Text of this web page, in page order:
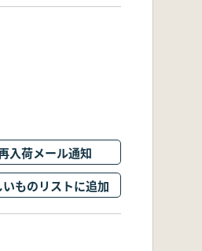
入荷メール通知
いものリストに追加